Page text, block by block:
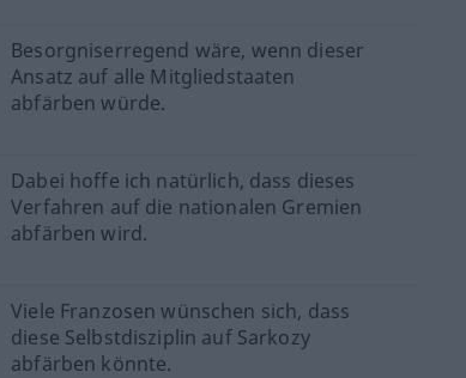
Besorgniserregend wäre, wenn dieser
Ansatz auf alle Mitgliedstaaten
abfärben würde.
Dabei hoffe ich natürlich, dass dieses
Verfahren auf die nationalen Gremien
abfärben wird.
Viele Franzosen wünschen sich, dass
diese Selbstdisziplin auf Sarkozy
abfärben könnte.